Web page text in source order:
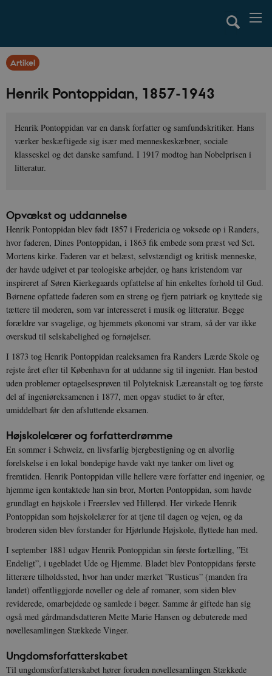
Artikel
Henrik Pontoppidan, 1857-1943
Henrik Pontoppidan var en dansk forfatter og samfundskritiker. Hans
værker beskæftigede sig især med menneskeskæbner, sociale
klasseskel og det danske samfund. I 1917 modtog han Nobelprisen i
litteratur.
Opvækst og uddannelse
Henrik Pontoppidan blev født 1857 i Fredericia og voksede op i Randers,
hvor faderen, Dines Pontoppidan, i 1863 fik embede som præst ved Sct.
Mortens kirke. Faderen var et belæst, selvstændigt og kritisk menneske,
der havde udgivet et par teologiske arbejder, og hans kristendom var
inspireret af Søren Kierkegaards opfattelse af hin enkeltes forhold til Gud.
Børnene opfattede faderen som en streng og fjern patriark og knyttede sig
tættere til moderen, som var interesseret i musik og litteratur. Begge
forældre var svagelige, og hjemmets økonomi var stram, så der var ikke
overskud til selskabelighed og fornøjelser.
I 1873 tog Henrik Pontoppidan realeksamen fra Randers Lærde Skole og
rejste året efter til København for at uddanne sig til ingeniør. Han bestod
uden problemer optagelsesprøven til Polyteknisk Læreanstalt og tog første
del af ingeniøreksamenen i 1877, men opgav studiet to år efter,
umiddelbart før den afsluttende eksamen.
Højskolelærer og forfatterdrømme
En sommer i Schweiz, en livsfarlig bjergbestigning og en alvorlig
forelskelse i en lokal bondepige havde vakt nye tanker om livet og
fremtiden. Henrik Pontoppidan ville hellere være forfatter end ingeniør, og
hjemme igen kontaktede han sin bror, Morten Pontoppidan, som havde
grundlagt en højskole i Freerslev ved Hillerød. Her virkede Henrik
Pontoppidan som højskolelærer for at tjene til dagen og vejen, og da
broderen siden blev forstander for Hjørlunde Højskole, flyttede han med.
I september 1881 udgav Henrik Pontoppidan sin første fortælling, ”Et
Endeligt”, i ugebladet Ude og Hjemme. Bladet blev Pontoppidans første
litterære tilholdssted, hvor han under mærket ”Rusticus” (manden fra
landet) offentliggjorde noveller og dele af romaner, som siden blev
reviderede, omarbejdede og samlede i bøger. Samme år giftede han sig
også med gårdmandsdatteren Mette Marie Hansen og debuterede med
novellesamlingen Stækkede Vinger.
Ungdomsforfatterskabet
Til ungdomsforfatterskabet hører foruden novellesamlingen Stækkede